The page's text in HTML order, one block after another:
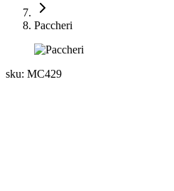
Paccheri
sku: MC429